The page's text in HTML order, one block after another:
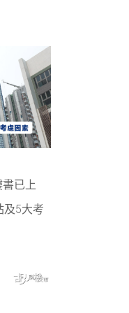
書已上
及5大考